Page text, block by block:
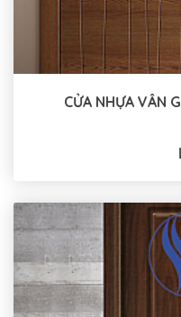
CỬA NHỰA VÂN